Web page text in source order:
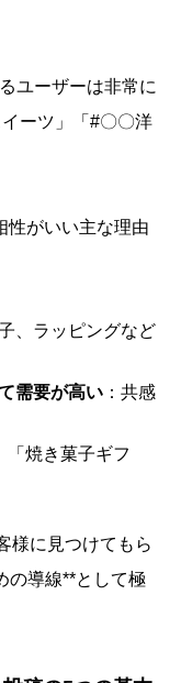
ユーザーは非常に
ーツ」「#〇〇洋
性がいい主な理由
、ラッピングなど
需要が高い：共感
「焼き菓子ギフ
様に見つけてもら
の導線**として極